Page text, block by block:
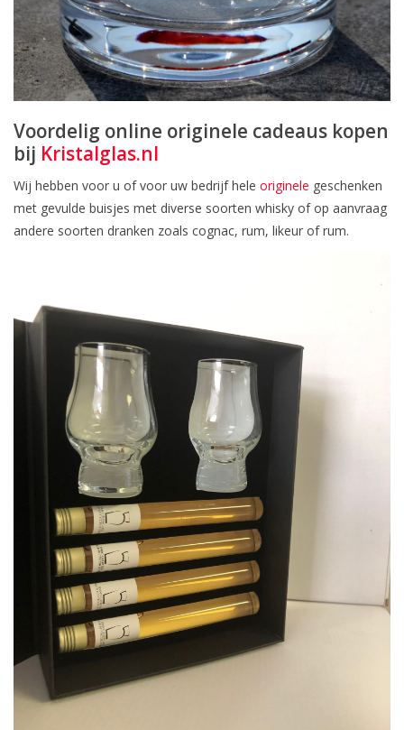
Voordelig online originele cadeaus kopen
bij Kristalglas.nl
Wij hebben voor u of voor uw bedrijf hele originele geschenken
met gevulde buisjes met diverse soorten whisky of op aanvraag
andere soorten dranken zoals cognac, rum, likeur of rum.